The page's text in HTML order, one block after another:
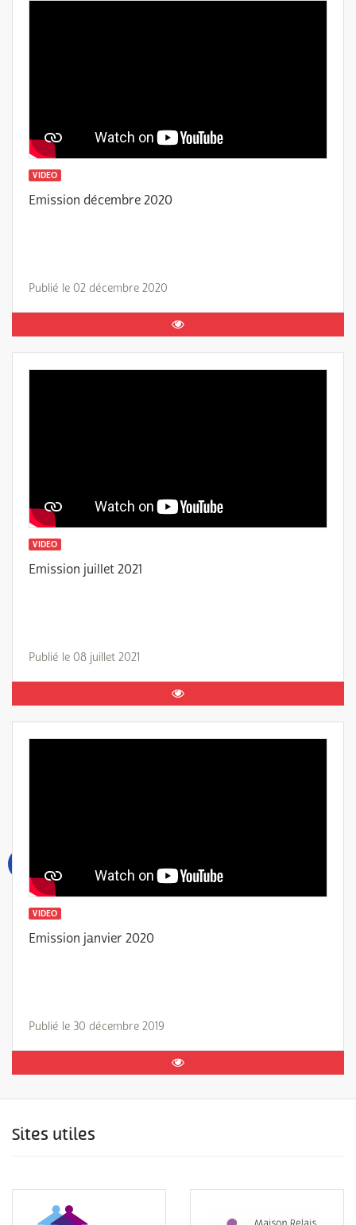
VIDEO
Emission décembre 2020
Publié le 02 décembre 2020
VIDEO
Emission juillet 2021
Publié le 08 juillet 2021
VIDEO
Emission janvier 2020
Publié le 30 décembre 2019
Sites utiles